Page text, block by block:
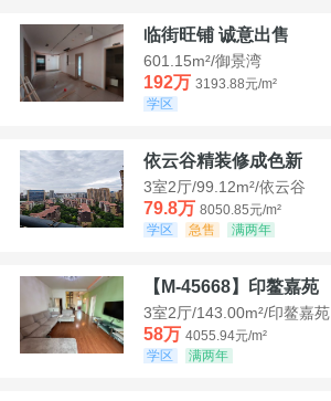
临街旺铺 诚意出售
601.15m²/御景湾
192万 3193.88元/m²
学区
依云谷精装修成色新
3室2厅/99.12m²/依云谷
79.8万 8050.85元/m²
学区
急售 满两年
【M-45668】印鳌嘉苑
3室2厅/143.00m²/印鳌嘉苑
58万 4055.94元/m²
学区
满两年